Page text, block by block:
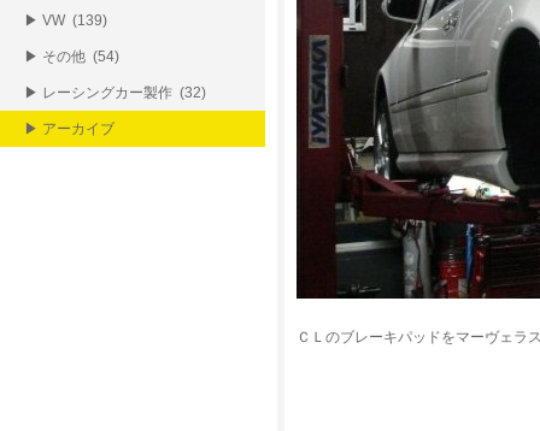
ＣＬのブレーキパッドをマーヴェ
▶ VW (139)
▶ その他 (54)
▶ レーシングカー製作 (32)
▶ アーカイブ